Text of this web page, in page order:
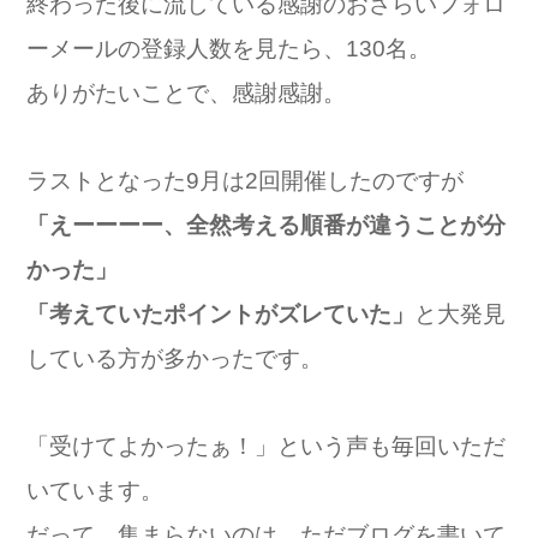
ーメールの登録人数を見たら、130名。
ありがたいことで、感謝感謝。
ラストとなった9月は2回開催したのですが
「えーーーー、全然考える順番が違うことが分
かった」
「考えていたポイントがズレていた」
と大発見
している方が多かったです。
「受けてよかったぁ！」という声も毎回いただ
いています。